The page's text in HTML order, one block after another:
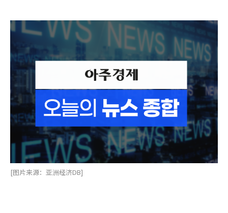
[图片来源：亚洲经济DB]